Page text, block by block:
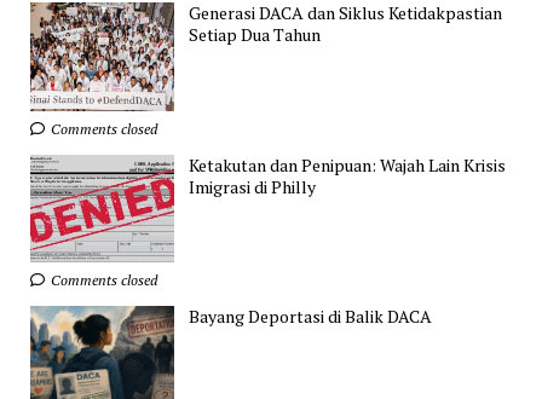
Generasi DACA dan Siklus Ketidakpastian
Setiap Dua Tahun
Comments closed
Ketakutan dan Penipuan: Wajah Lain Krisis
Imigrasi di Philly
Comments closed
Bayang Deportasi di Balik DACA